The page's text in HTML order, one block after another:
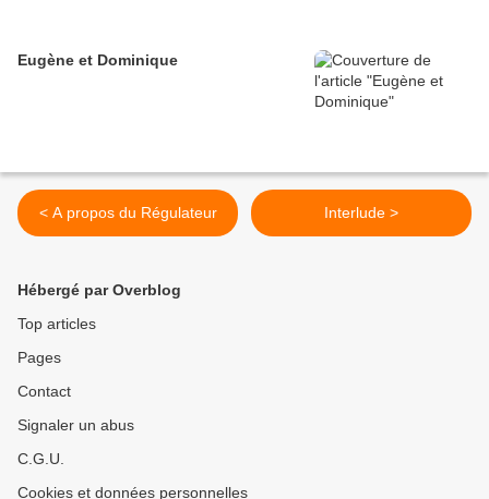
Eugène et Dominique
< A propos du Régulateur Interlude >
Hébergé par Overblog
Top articles
Pages
Contact
Signaler un abus
C.G.U.
Cookies et données personnelles